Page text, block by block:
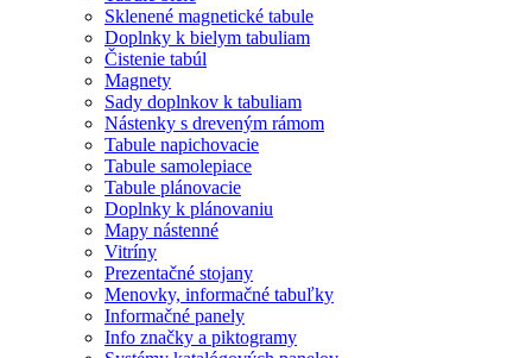
Sklenené magnetické tabule
Doplnky k bielym tabuliam
Čistenie tabúl
Magnety
Sady doplnkov k tabuliam
Nástenky s dreveným rámom
Tabule napichovacie
Tabule samolepiace
Tabule plánovacie
Doplnky k plánovaniu
Mapy nástenné
Vitríny
Prezentačné stojany
Menovky, informačné tabuľky
Informačné panely
Info značky a piktogramy